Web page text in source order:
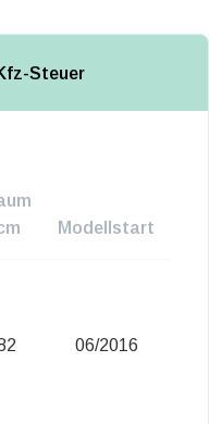
Steuer
Modellstart
06/2016